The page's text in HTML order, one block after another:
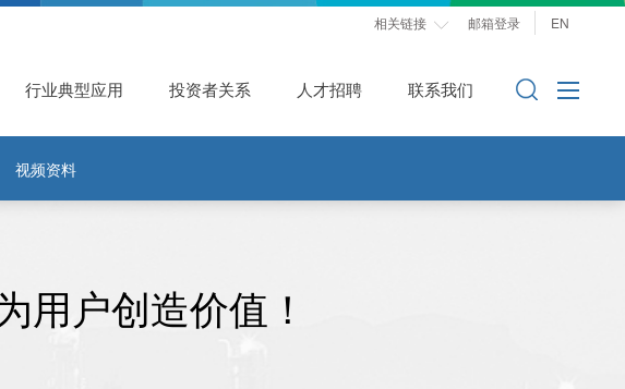
相关链接  邮箱登录 EN
行业典型应用 投资者关系 人才招聘 联系我们
视频资料
用户创造价值！